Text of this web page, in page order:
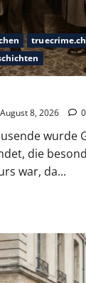
truecrime.ch
August 8, 2026 0
wurde
die
war, da...